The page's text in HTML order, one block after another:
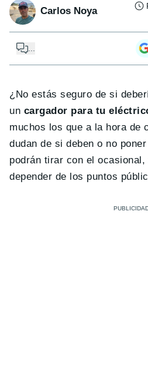
Carlos Noya
¿No estás seguro de si deber
un cargador para tu elé
muchos los que a la hora de
dudan de si deben o no
podrán tirar con el
depender de los puntos